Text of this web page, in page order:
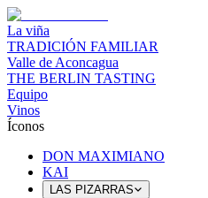
La viña
TRADICIÓN FAMILIAR
Valle de Aconcagua
THE BERLIN TASTING
Equipo
Vinos
Íconos
DON MAXIMIANO
KAI
LAS PIZARRAS